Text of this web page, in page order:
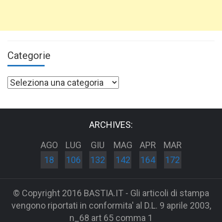
Categorie
Categorie
ARCHIVES:
AGO
18
LUG
106
GIU
132
MAG
142
APR
164
MAR
172
© Copyright 2016 BASTIA.IT - Gli articoli di stampa
vengono riportati in conformita' al D.L. 9 aprile 2003,
n_68 art 65 comma 1